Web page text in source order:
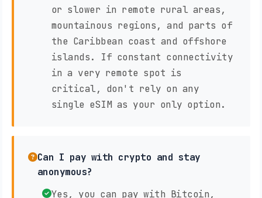
or slower in remote rural areas,
mountainous regions, and parts of
the Caribbean coast and offshore
islands. If constant connectivity
in a very remote spot is
critical, don't rely on any
single eSIM as your only option.
Can I pay with crypto and stay
anonymous?
Yes, you can pay with Bitcoin,